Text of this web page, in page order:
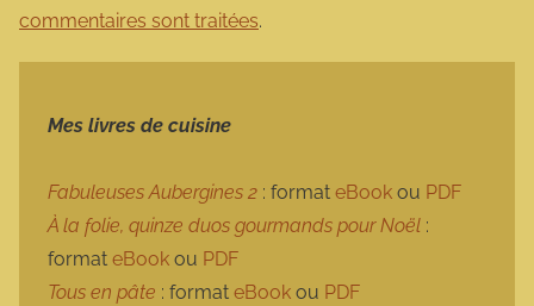
commentaires sont traitées.
Mes livres de cuisine
Fabuleuses Aubergines 2 : format eBook ou PDF
À la folie, quinze duos gourmands pour Noël :
format eBook ou PDF
Tous en pâte : format eBook ou PDF